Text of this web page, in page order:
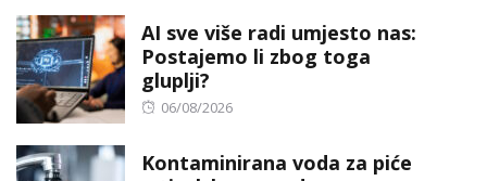
AI sve više radi umjesto nas:
Postajemo li zbog toga
gluplji?
Posted
06/08/2026
Kontaminirana voda za piće